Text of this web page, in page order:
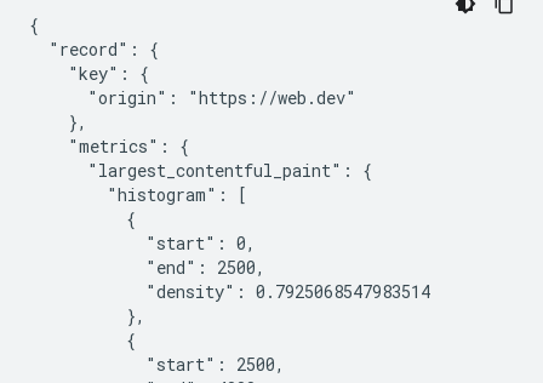
{
  "record": {
    "key": {
      "origin": "https://web.dev"
    },
    "metrics": {
      "largest_contentful_paint": {
        "histogram": [
          {
            "start": 0,
            "end": 2500,
            "density": 0.7925068547983514
          },
          {
            "start": 2500,